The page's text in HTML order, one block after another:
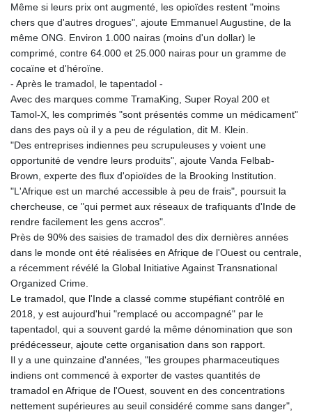
Même si leurs prix ont augmenté, les opioïdes restent "moins
chers que d'autres drogues", ajoute Emmanuel Augustine, de la
même ONG. Environ 1.000 nairas (moins d'un dollar) le
comprimé, contre 64.000 et 25.000 nairas pour un gramme de
cocaïne et d'héroïne.
- Après le tramadol, le tapentadol -
Avec des marques comme TramaKing, Super Royal 200 et
Tamol-X, les comprimés "sont présentés comme un médicament"
dans des pays où il y a peu de régulation, dit M. Klein.
"Des entreprises indiennes peu scrupuleuses y voient une
opportunité de vendre leurs produits", ajoute Vanda Felbab-
Brown, experte des flux d'opioïdes de la Brooking Institution.
"L'Afrique est un marché accessible à peu de frais", poursuit la
chercheuse, ce "qui permet aux réseaux de trafiquants d'Inde de
rendre facilement les gens accros".
Près de 90% des saisies de tramadol des dix dernières années
dans le monde ont été réalisées en Afrique de l'Ouest ou centrale,
a récemment révélé la Global Initiative Against Transnational
Organized Crime.
Le tramadol, que l'Inde a classé comme stupéfiant contrôlé en
2018, y est aujourd'hui "remplacé ou accompagné" par le
tapentadol, qui a souvent gardé la même dénomination que son
prédécesseur, ajoute cette organisation dans son rapport.
Il y a une quinzaine d'années, "les groupes pharmaceutiques
indiens ont commencé à exporter de vastes quantités de
tramadol en Afrique de l'Ouest, souvent en des concentrations
nettement supérieures au seuil considéré comme sans danger",